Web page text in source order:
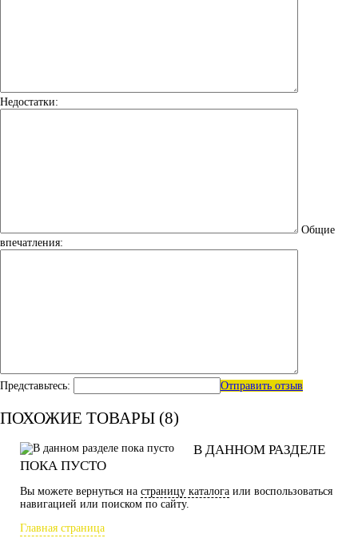
Недостатки:
Общие
впечатления:
Представьтесь: Отправить отзыв
ПОХОЖИЕ ТОВАРЫ (8)
В ДАННОМ РАЗДЕЛЕ
ПОКА ПУСТО
Вы можете вернуться на страницу каталога или воспользоваться
навигацией или поиском по сайту.
Главная страница